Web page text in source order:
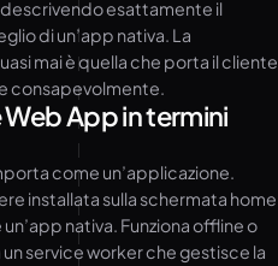
descrivendo esattamente il
di un’app nativa. La
mai è quella che porta il cliente
consapevolmente.
Web App in termini
come un’applicazione.
installata sulla schermata home
nativa. Funziona offline o
service worker che gestisce la